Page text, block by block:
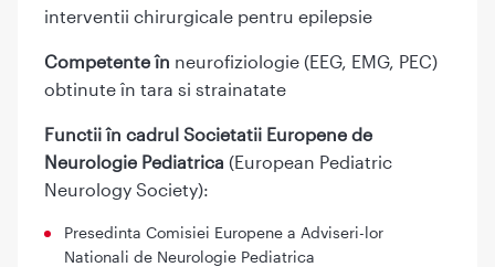
interventii chirurgicale pentru epilepsie
Competente în neurofiziologie (EEG, EMG, PEC)
obtinute în tara si strainatate
Functii în cadrul Societatii Europene de
Neurologie Pediatrica (European Pediatric
Neurology Society):
Presedinta Comisiei Europene a Adviseri-lor
Nationali de Neurologie Pediatrica